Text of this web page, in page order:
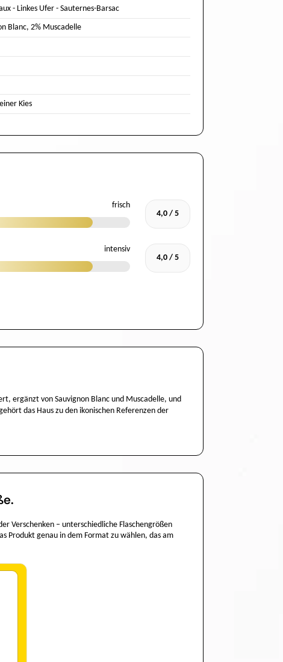
- Linkes Ufer- Sauternes-Barsac
Blanc, 2% Muscadelle
Kies
frisch
4,0 / 5
intensiv
4,0 / 5
ergänzt von Sauvignon Blanc und Muscadelle, und
das Haus zu den ikonischen Referenzen der
Verschenken – unterschiedliche Flaschengrößen
Produkt genau in dem Format zu wählen, das am